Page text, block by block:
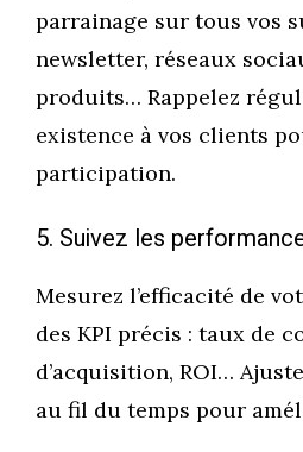
parrainage sur tous vos
newsletter, réseaux
produits… Rappelez
existence à vos clients
participation.
5. Suivez les
Mesurez l’efficacité de
des KPI précis : taux de
d’acquisition, ROI…
au fil du temps pour